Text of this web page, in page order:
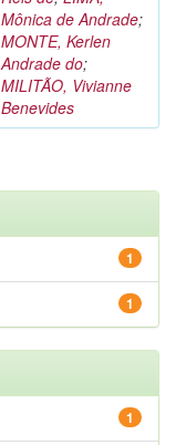
Mônica de Andrade;
MONTE, Kerlen
Andrade do;
MILITÃO, Vivianne
Benevides
1
1
1